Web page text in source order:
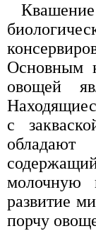
Основным
овощей
с
обладают
молочную
развитие
порчу